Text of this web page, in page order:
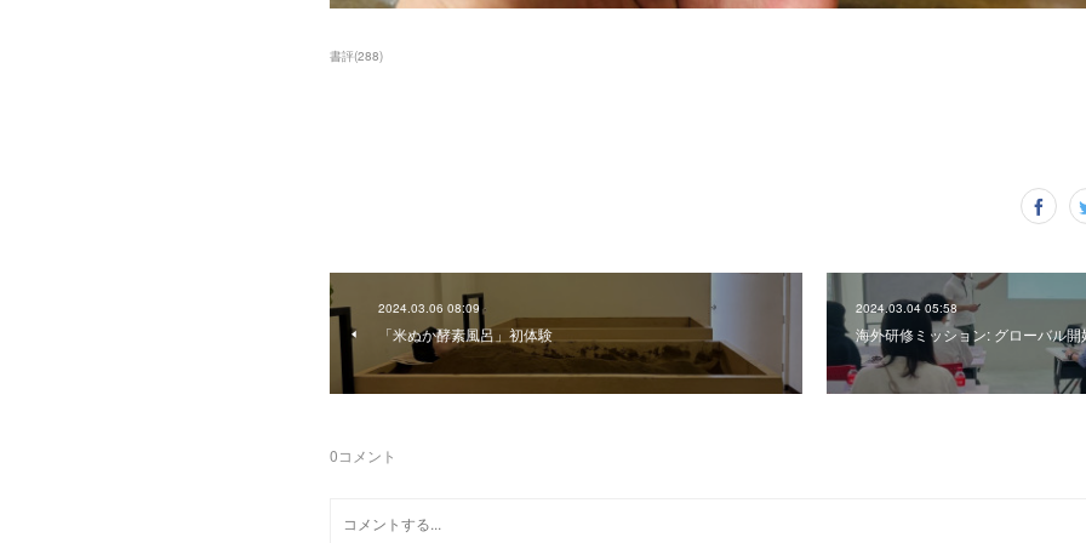
書評(288)
2024.03.06 08:09
「米ぬか酵素風呂」初体験
2024.03.04 05:58
海外研修ミッション: グローバル開
0コメント